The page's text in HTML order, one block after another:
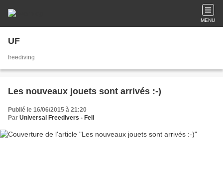
MENU
UF
freediving
Les nouveaux jouets sont arrivés :-)
Publié le 16/06/2015 à 21:20
Par Universal Freedivers - Feli